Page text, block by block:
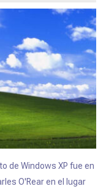
de Windows XP fue en
O'Rear en el lugar